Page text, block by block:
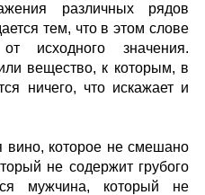
различных рядов
тем, что в этом слове
исходного значения.
вещество, к которым, в
ничего, что искажает и
вино, которое не смешано
не содержит грубого
мужчина, который не